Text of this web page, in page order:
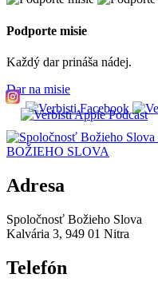
Podporte misie
Každý dar prináša nádej.
Dar na misie
BOŽIEHO SLOVA
Adresa
Spoločnosť Božieho Slova
Kalvária 3, 949 01 Nitra
Telefón